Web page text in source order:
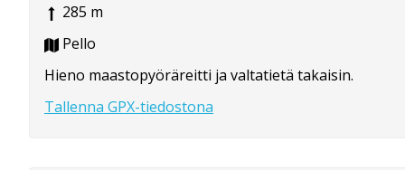
285 m
Pello
Hieno maastopyöräreitti ja valtatietä takaisin.
Tallenna GPX-tiedostona